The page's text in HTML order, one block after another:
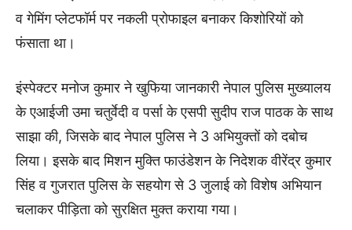
व गेमिंग प्लेटफॉर्म पर नकली प्रोफाइल बनाकर किशोरियों को
फंसाता था।
इंस्पेक्टर मनोज कुमार ने खुफिया जानकारी नेपाल पुलिस मुख्यालय
के एआईजी उमा चतुर्वेदी व पर्सा के एसपी सुदीप राज पाठक के साथ
साझा की, जिसके बाद नेपाल पुलिस ने 3 अभियुक्तों को दबोच
लिया। इसके बाद मिशन मुक्ति फाउंडेशन के निदेशक वीरेंद्र कुमार
सिंह व गुजरात पुलिस के सहयोग से 3 जुलाई को विशेष अभियान
चलाकर पीड़िता को सुरक्षित मुक्त कराया गया।